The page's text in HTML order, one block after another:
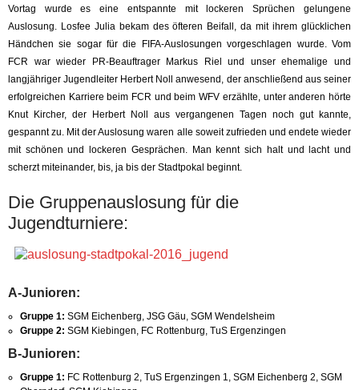
Vortag wurde es eine entspannte mit lockeren Sprüchen gelungene
Auslosung. Losfee Julia bekam des öfteren Beifall, da mit ihrem glücklichen
Händchen sie sogar für die FIFA-Auslosungen vorgeschlagen wurde. Vom
FCR war wieder PR-Beauftrager Markus Riel und unser ehemalige und
langjähriger Jugendleiter Herbert Noll anwesend, der anschließend aus seiner
erfolgreichen Karriere beim FCR und beim WFV erzählte, unter anderen hörte
Knut Kircher, der Herbert Noll aus vergangenen Tagen noch gut kannte,
gespannt zu. Mit der Auslosung waren alle soweit zufrieden und endete wieder
mit schönen und lockeren Gesprächen. Man kennt sich halt und lacht und
scherzt miteinander, bis, ja bis der Stadtpokal beginnt.
Die Gruppenauslosung für die
Jugendturniere:
A-Junioren:
Gruppe 1: SGM Eichenberg, JSG Gäu, SGM Wendelsheim
Gruppe 2: SGM Kiebingen, FC Rottenburg, TuS Ergenzingen
B-Junioren:
Gruppe 1: FC Rottenburg 2, TuS Ergenzingen 1, SGM Eichenberg 2, SGM